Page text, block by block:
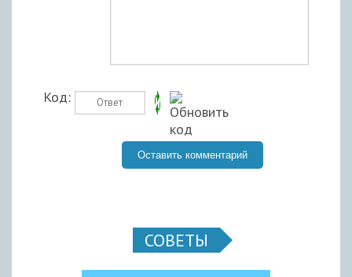
Код:
СОВЕТЫ